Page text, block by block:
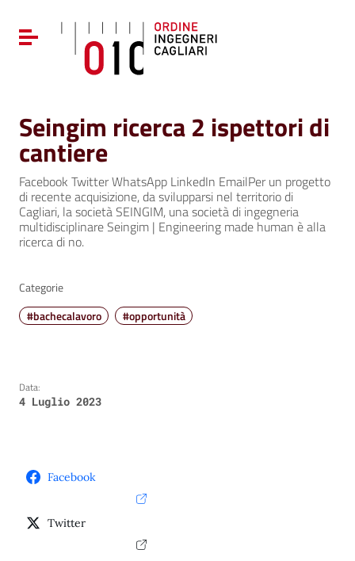
Vai al menu di navigazione
Vai al footer
Attiva / disattiva la navigazione
Seingim ricerca 2 ispettori di
cantiere
Facebook Twitter WhatsApp LinkedIn EmailPer un progetto
di recente acquisizione, da svilupparsi nel territorio di
Cagliari, la società SEINGIM, una società di ingegneria
multidisciplinare Seingim | Engineering made human è alla
ricerca di no.
Categorie
#bachecalavoro
#opportunità
Data:
4 Luglio 2023
Facebook
Twitter